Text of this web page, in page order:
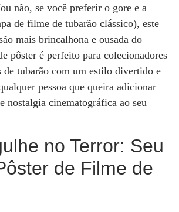
não, se você preferir o gore e a
de filme de tubarão clássico), este
mais brincalhona e ousada do
pôster é perfeito para colecionadores
de tubarão com um estilo divertido e
pessoa que queira adicionar
nostalgia cinematográfica ao seu
no Terror: Seu
de Filme de